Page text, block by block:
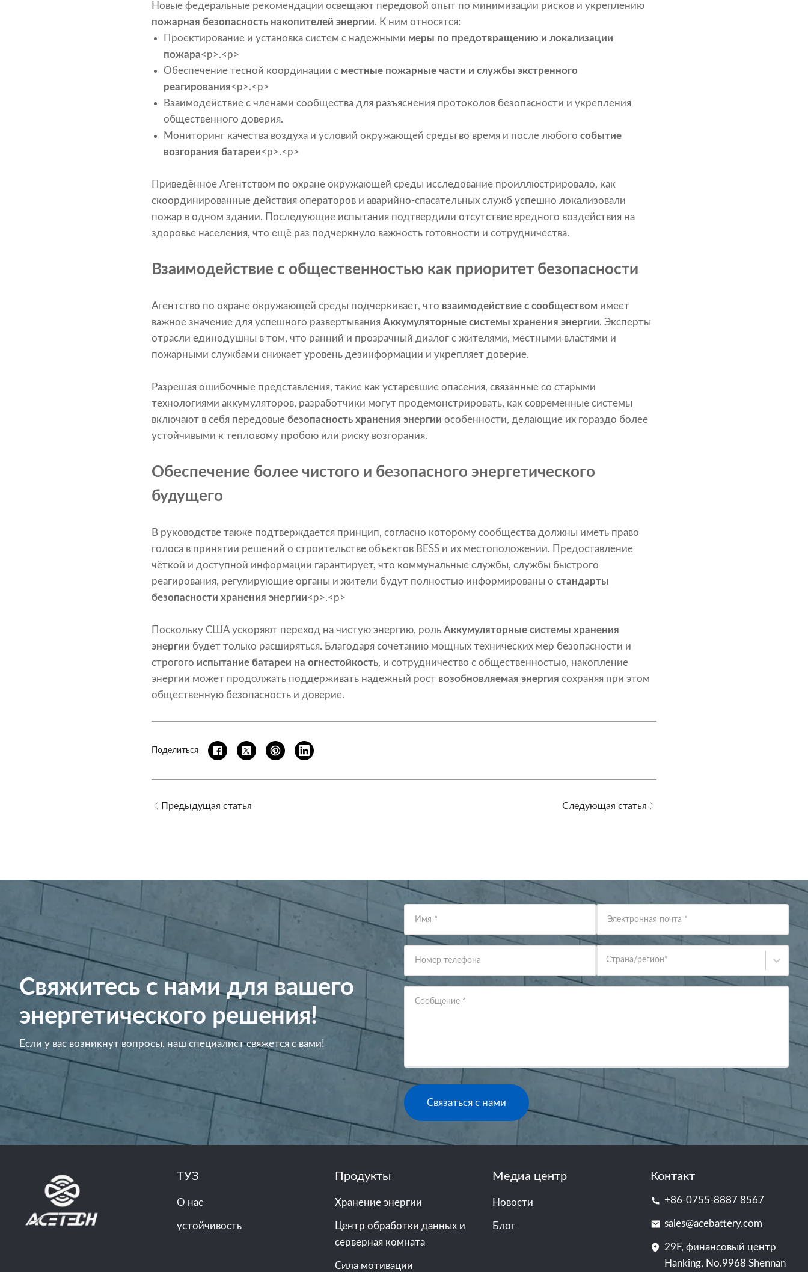
Новые федеральные рекомендации освещают передовой опыт по минимизации рисков и укреплению
пожарная безопасность накопителей энергии. К ним относятся:
Проектирование и установка систем с надежными меры по предотвращению и локализации
пожара<р>.<р>
Обеспечение тесной координации с местные пожарные части и службы экстренного
реагирования<р>.<р>
Взаимодействие с членами сообщества для разъяснения протоколов безопасности и укрепления
общественного доверия.
Мониторинг качества воздуха и условий окружающей среды во время и после любого событие
возгорания батареи<р>.<р>
Приведённое Агентством по охране окружающей среды исследование проиллюстрировало, как
скоординированные действия операторов и аварийно-спасательных служб успешно локализовали
пожар в одном здании. Последующие испытания подтвердили отсутствие вредного воздействия на
здоровье населения, что ещё раз подчеркнуло важность готовности и сотрудничества.
Взаимодействие с общественностью как приоритет безопасности
Агентство по охране окружающей среды подчеркивает, что взаимодействие с сообществом имеет
важное значение для успешного развертывания Аккумуляторные системы хранения энергии. Эксперты
отрасли единодушны в том, что ранний и прозрачный диалог с жителями, местными властями и
пожарными службами снижает уровень дезинформации и укрепляет доверие.
Разрешая ошибочные представления, такие как устаревшие опасения, связанные со старыми
технологиями аккумуляторов, разработчики могут продемонстрировать, как современные системы
включают в себя передовые безопасность хранения энергии особенности, делающие их гораздо более
устойчивыми к тепловому пробою или риску возгорания.
Обеспечение более чистого и безопасного энергетического
будущего
В руководстве также подтверждается принцип, согласно которому сообщества должны иметь право
голоса в принятии решений о строительстве объектов BESS и их местоположении. Предоставление
чёткой и доступной информации гарантирует, что коммунальные службы, службы быстрого
реагирования, регулирующие органы и жители будут полностью информированы о стандарты
безопасности хранения энергии<р>.<р>
Поскольку США ускоряют переход на чистую энергию, роль Аккумуляторные системы хранения
энергии будет только расширяться. Благодаря сочетанию мощных технических мер безопасности и
строгого испытание батареи на огнестойкость, и сотрудничество с общественностью, накопление
энергии может продолжать поддерживать надежный рост возобновляемая энергия сохраняя при этом
общественную безопасность и доверие.
Поделиться
Предыдущая статья Следующая статья
Свяжитесь с нами для вашего
энергетического решения!
Если у вас возникнут вопросы, наш специалист свяжется с вами!
Имя * Электронная почта *
Номер телефона Страна/регион*
Сообщение *
Связаться с нами
ТУЗ
О нас
устойчивость
Продукты
Хранение энергии
Центр обработки данных и
серверная комната
Сила мотивации
Медиа центр
Новости
Блог
Контакт
+86-0755-8887 8567
sales@acebattery.com
29F, финансовый центр
Hanking, No.9968 Shennan